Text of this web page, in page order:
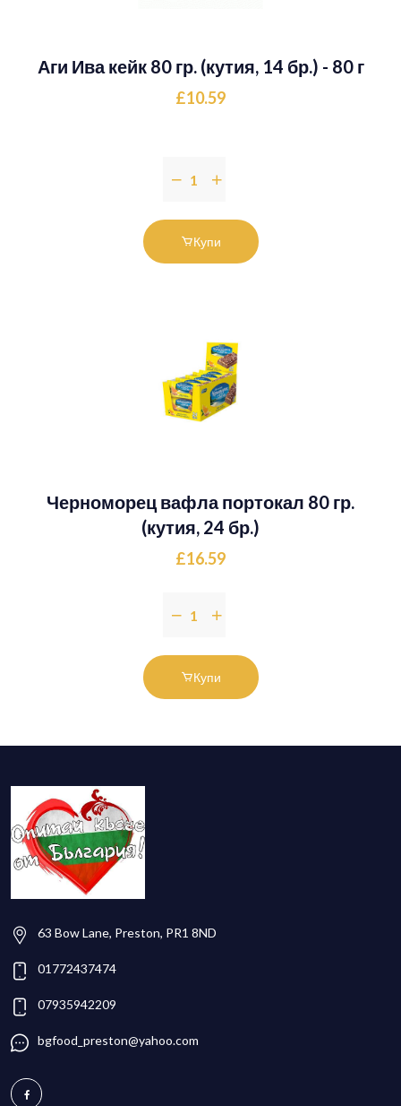
Аги Ива кейк 80 гр. (кутия, 14 бр.) - 80 г
£10.59
Купи
Черноморец вафла портокал 80 гр.
(кутия, 24 бр.)
£16.59
Купи
63 Bow Lane, Preston, PR1 8ND
01772437474
07935942209
bgfood_preston@yahoo.com